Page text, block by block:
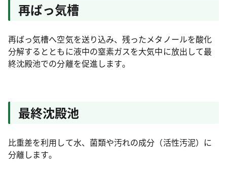
再ばっ気槽
再ばっ気槽へ空気を送り込み、残ったメタノールを酸化
分解するとともに液中の窒素ガスを大気中に放出して最
終沈殿池での分離を促進します｡
最終沈殿池
比重差を利用して水、菌類や汚れの成分（活性汚泥）に
分離します｡